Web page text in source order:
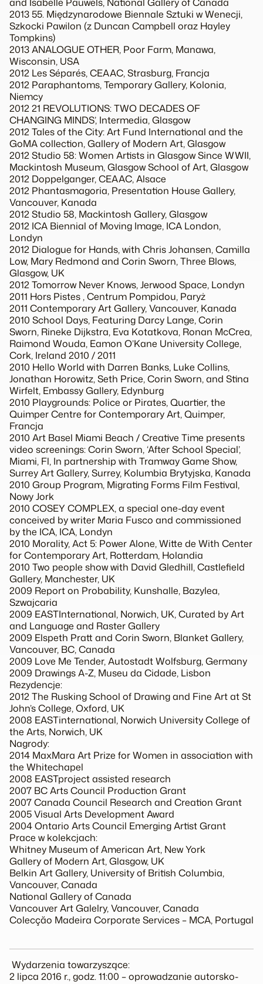
2013 55. Międzynarodowe Biennale Sztuki w Wenecji,
Szkocki Pawilon (z Duncan Campbell oraz Hayley
Tompkins)
2013 ANALOGUE OTHER, Poor Farm, Manawa,
Wisconsin, USA
2012 Les Séparés, CEAAC, Strasburg, Francja
2012 Paraphantoms, Temporary Gallery, Kolonia,
Niemcy
2012 21 REVOLUTIONS: TWO DECADES OF
CHANGING MINDS’, Intermedia, Glasgow
2012 Tales of the City: Art Fund International and the
GoMA collection, Gallery of Modern Art, Glasgow
2012 Studio 58: Women Artists in Glasgow Since WWII,
Mackintosh Museum, Glasgow School of Art, Glasgow
2012 Doppelganger, CEAAC, Alsace
2012 Phantasmagoria, Presentation House Gallery,
Vancouver, Kanada
2012 Studio 58, Mackintosh Gallery, Glasgow
2012 ICA Biennial of Moving Image, ICA London,
Londyn
2012 Dialogue for Hands, with Chris Johansen, Camilla
Low, Mary Redmond and Corin Sworn, Three Blows,
Glasgow, UK
2012 Tomorrow Never Knows, Jerwood Space, Londyn
2011 Hors Pistes , Centrum Pompidou, Paryż
2011 Contemporary Art Gallery, Vancouver, Kanada
2010 School Days, Featuring Darcy Lange, Corin
Sworn, Rineke Dijkstra, Eva Kotatkova, Ronan McCrea,
Raimond Wouda, Eamon O’Kane University College,
Cork, Ireland 2010 / 2011
2010 Hello World with Darren Banks, Luke Collins,
Jonathan Horowitz, Seth Price, Corin Sworn, and Stina
Wirfelt, Embassy Gallery, Edynburg
2010 Playgrounds: Police or Pirates, Quartier, the
Quimper Centre for Contemporary Art, Quimper,
Francja
2010 Art Basel Miami Beach / Creative Time presents
video screenings: Corin Sworn, ‘After School Special’,
Miami, Fl, In partnership with Tramway Game Show,
Surrey Art Gallery, Surrey, Kolumbia Brytyjska, Kanada
2010 Group Program, Migrating Forms Film Festival,
Nowy Jork
2010 COSEY COMPLEX, a special one-day event
conceived by writer Maria Fusco and commissioned
by the ICA, ICA, Londyn
2010 Morality, Act 5: Power Alone, Witte de With Center
for Contemporary Art, Rotterdam, Holandia
2010 Two people show with David Gledhill, Castlefield
Gallery, Manchester, UK
2009 Report on Probability, Kunshalle, Bazylea,
Szwajcaria
2009 EASTInternational, Norwich, UK, Curated by Art
and Language and Raster Gallery
2009 Elspeth Pratt and Corin Sworn, Blanket Gallery,
Vancouver, BC, Canada
2009 Love Me Tender, Autostadt Wolfsburg, Germany
2009 Drawings A-Z, Museu da Cidade, Lisbon
Rezydencje:
2012 The Rusking School of Drawing and Fine Art at St
John’s College, Oxford, UK
2008 EASTinternational, Norwich University College of
the Arts, Norwich, UK
Nagrody:
2014 MaxMara Art Prize for Women in association with
the Whitechapel
2008 EASTproject assisted research
2007 BC Arts Council Production Grant
2007 Canada Council Research and Creation Grant
2005 Visual Arts Development Award
2004 Ontario Arts Council Emerging Artist Grant
Prace w kolekcjach:
Whitney Museum of American Art, New York
Gallery of Modern Art, Glasgow, UK
Belkin Art Gallery, University of British Columbia,
Vancouver, Canada
National Gallery of Canada
Vancouver Art Galelry, Vancouver, Canada
Colecçăo Madeira Corporate Services – MCA, Portugal
Wydarzenia towarzyszące:
2 lipca 2016 r., godz. 11:00 – oprowadzanie autorsko-